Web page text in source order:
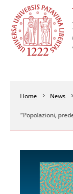
Home News
“Popolazioni,